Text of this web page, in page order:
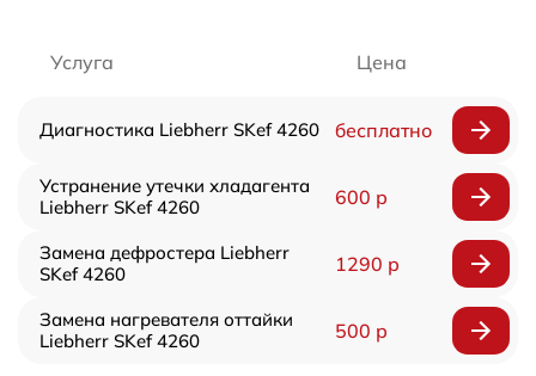
Услуга Цена
Диагностика Liebherr SKef 4260 бесплатно
Устранение утечки хладагента
Liebherr SKef 4260
600 р
Замена дефростера Liebherr
SKef 4260
1290 р
Замена нагревателя оттайки
Liebherr SKef 4260
500 р